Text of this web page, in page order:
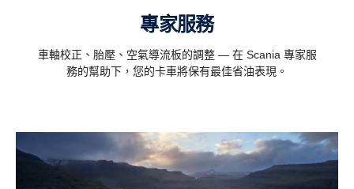
專家服務
車軸校正、胎壓、空氣導流板的調整 — 在 Scania 專家服
務的幫助下，您的卡車將保有最佳省油表現。